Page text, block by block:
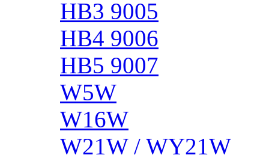
HB3 9005
HB4 9006
HB5 9007
W5W
W16W
W21W / WY21W